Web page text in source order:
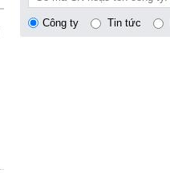
Công ty Tin tức